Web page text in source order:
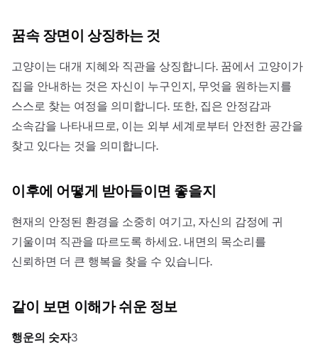
꿈속 장면이 상징하는 것
고양이는 대개 지혜와 직관을 상징합니다. 꿈에서 고양이가
집을 안내하는 것은 자신이 누구인지, 무엇을 원하는지를
스스로 찾는 여정을 의미합니다. 또한, 집은 안정감과
소속감을 나타내므로, 이는 외부 세계로부터 안전한 공간을
찾고 있다는 것을 의미합니다.
이후에 어떻게 받아들이면 좋을지
현재의 안정된 환경을 소중히 여기고, 자신의 감정에 귀
기울이며 직관을 따르도록 하세요. 내면의 목소리를
신뢰하면 더 큰 행복을 찾을 수 있습니다.
같이 보면 이해가 쉬운 정보
행운의 숫자3